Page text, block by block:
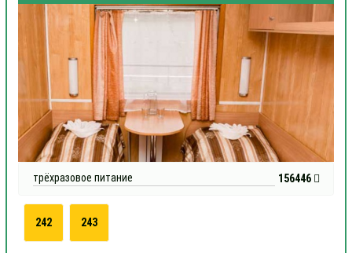
трёхразовое питание 156446
242 243